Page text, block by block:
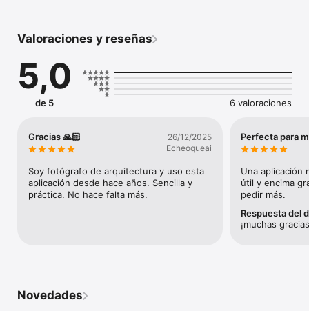
Valoraciones y reseñas
5,0
de 5 6 valoraciones
Gracias 🙏🏻
26/12/2025
Echeoqueai
Soy fotógrafo de arquitectura y uso esta
aplicación desde hace años. Sencilla y
práctica. No hace falta más.
Perfecta para
Una aplicación
útil y encima
pedir más.
Respuesta del
¡muchas
Novedades